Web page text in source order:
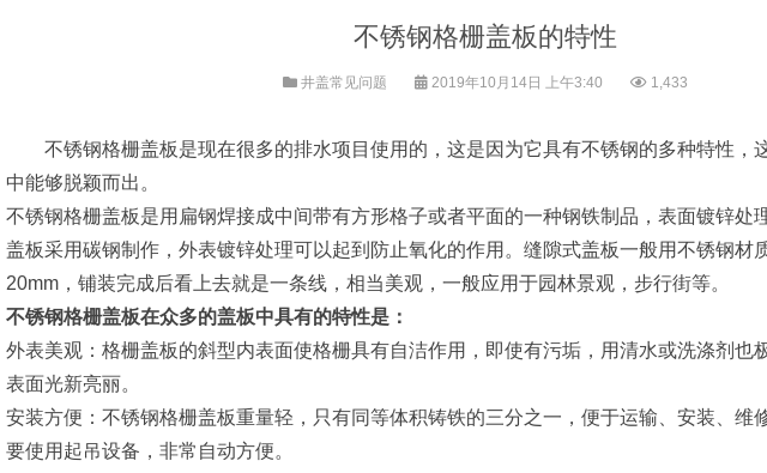
不锈钢格栅盖板的特性
井盖常见问题 2019年10月14日 上午3:40 1,433
不锈钢格栅盖板是现在很多的排水项目使用的，这是因为它具有不锈钢的多种特性，
中能够脱颖而出。
不锈钢格栅盖板是用扁钢焊接成中间带有方形格子或者平面的一种钢铁制品，表面镀锌处
盖板采用碳钢制作，外表镀锌处理可以起到防止氧化的作用。缝隙式盖板一般用不锈钢材
20mm，铺装完成后看上去就是一条线，相当美观，一般应用于园林景观，步行街等。
不锈钢格栅盖板在众多的盖板中具有的特性是：
外表美观：格栅盖板的斜型内表面使格栅具有自洁作用，即使有污垢，用清水或洗涤剂也
表面光新亮丽。
安装方便：不锈钢格栅盖板重量轻，只有同等体积铸铁的三分之一，便于运输、安装、维
要使用起吊设备，非常自动方便。